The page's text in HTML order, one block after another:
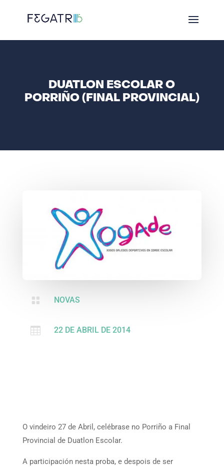
DUATLON ESCOLAR O
PORRIÑO (FINAL PROVINCIAL)
 NOVAS
 22 DE ABRIL DE 2014
O vindeiro 27 de Abril, celébrase no Porriño a Final
Provincial de Duatlon Escolar.
A participación nesta proba, e despois de ser